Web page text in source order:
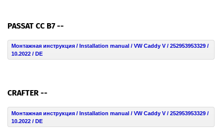
PASSAT CC B7 --
Монтажная инструкция / Installation manual / VW Caddy V / 252953953329 /
10.2022 / DE
CRAFTER --
Монтажная инструкция / Installation manual / VW Caddy V / 252953953329 /
10.2022 / DE